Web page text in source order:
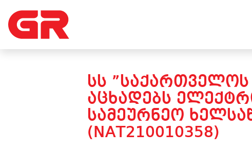
ᲡᲡ ”ᲡᲐᲥᲐᲠᲗᲕᲔᲚᲝᲡ
ᲐᲪᲮᲐᲓᲔᲑᲡ
ᲡᲐᲛᲔᲣᲠᲜᲔᲝ
(NAT210010358)